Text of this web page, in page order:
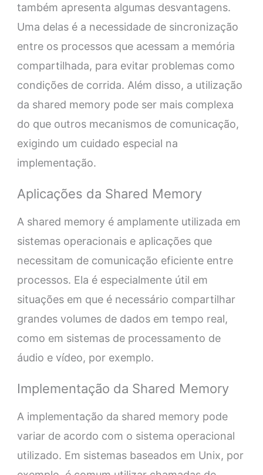
também apresenta algumas desvantagens.
Uma delas é a necessidade de sincronização
entre os processos que acessam a memória
compartilhada, para evitar problemas como
condições de corrida. Além disso, a utilização
da shared memory pode ser mais complexa
do que outros mecanismos de comunicação,
exigindo um cuidado especial na
implementação.
Aplicações da Shared Memory
A shared memory é amplamente utilizada em
sistemas operacionais e aplicações que
necessitam de comunicação eficiente entre
processos. Ela é especialmente útil em
situações em que é necessário compartilhar
grandes volumes de dados em tempo real,
como em sistemas de processamento de
áudio e vídeo, por exemplo.
Implementação da Shared Memory
A implementação da shared memory pode
variar de acordo com o sistema operacional
utilizado. Em sistemas baseados em Unix, por